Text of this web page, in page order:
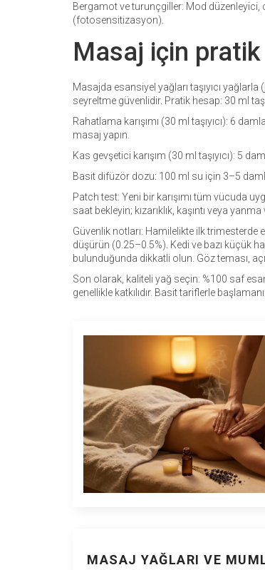
Bergamot ve turunçgiller: Mod düzenleyici,
(fotosensitizasyon).
Masaj için
Masajda esansiyel yağları taşıyıcı
seyreltme güvenlidir. Pratik hesap: 30 ml
Rahatlama karışımı (30 ml taşıyıcı): 6
masaj yapın.
Kas gevşetici karışım (30 ml taşıyıcı): 5
Basit difüzör dozu: 100 ml su için 3–5
Patch test: Yeni bir karışımı tüm vücuda
saat bekleyin; kızarıklık, kaşıntı veya
Güvenlik notları: Hamilelikte ilk trimesterde
düşürün (0.25–0.5%). Kedi ve bazı küçük
bulunduğunda dikkatli olun. Göz teması,
Son olarak, kaliteli yağ seçin: %100 saf
genellikle katkılıdır. Basit tariflerle
MASAJ YAĞLARI VE